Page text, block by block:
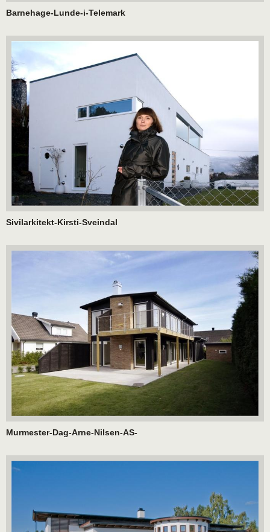
Barnehage-Lunde-i-Telemark
Sivilarkitekt-Kirsti-Sveindal
Murmester-Dag-Arne-Nilsen-AS-